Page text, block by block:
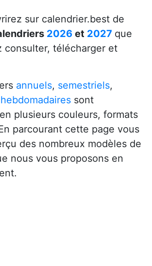
sur calendrier.best de
2026 et 2027 que
consulter, télécharger et
annuels, semestriels,
hebdomadaires sont
plusieurs couleurs, formats
parcourant cette page vous
des nombreux modèles de
nous vous proposons en